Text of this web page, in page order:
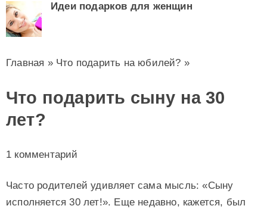
Идеи подарков для женщин
Главная » Что подарить на юбилей? »
Что подарить сыну на 30
лет?
1 комментарий
Часто родителей удивляет сама мысль: «Сыну
исполняется 30 лет!». Еще недавно, кажется, был